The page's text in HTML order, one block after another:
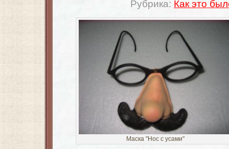
Рубрика: Как это
Маска "Нос с усами"